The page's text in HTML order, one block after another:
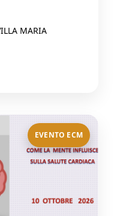
MARIA
EVENTO ECM